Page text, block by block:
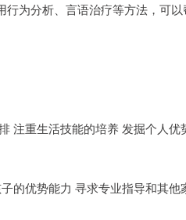
为分析、言语治疗等方法，可
注重生活技能的培养 发掘个人优
的优势能力 寻求专业指导和其他